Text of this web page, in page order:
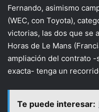
Fernando, asimismo
(WEC, con Toyota),
victorias, las dos que se
Horas de Le Mans
ampliación del contrato
exacta- tenga un
Te puede interesar: